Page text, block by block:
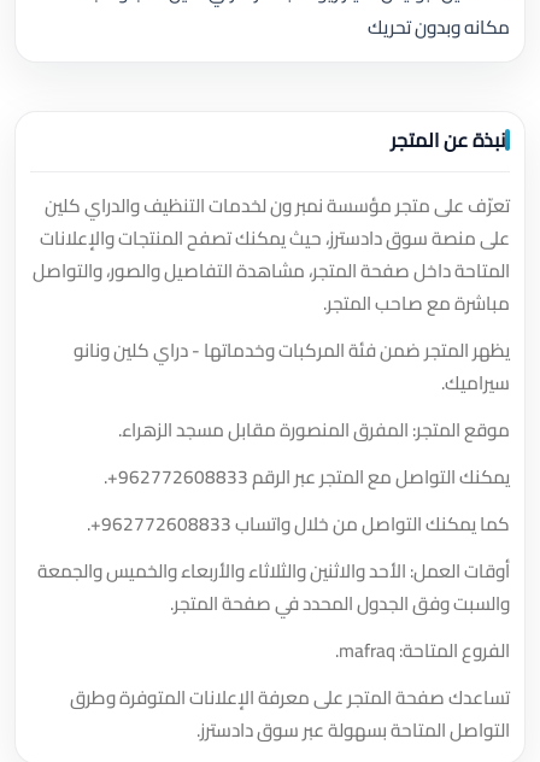
مكانه وبدون تحريك
نبذة عن المتجر
تعرّف على متجر مؤسسة نمبر ون لخدمات التنظيف والدراي كلين
على منصة سوق دادسترز، حيث يمكنك تصفح المنتجات والإعلانات
المتاحة داخل صفحة المتجر، مشاهدة التفاصيل والصور، والتواصل
مباشرة مع صاحب المتجر.
يظهر المتجر ضمن فئة المركبات وخدماتها - دراي كلين ونانو
سيراميك.
موقع المتجر: المفرق المنصورة مقابل مسجد الزهراء.
يمكنك التواصل مع المتجر عبر الرقم+962772608833
.
كما يمكنك التواصل من خلال واتساب+962772608833
.
أوقات العمل: الأحد والاثنين والثلاثاء والأربعاء والخميس والجمعة
والسبت وفق الجدول المحدد في صفحة المتجر.
الفروع المتاحة: mafraq.
تساعدك صفحة المتجر على معرفة الإعلانات المتوفرة وطرق
التواصل المتاحة بسهولة عبر سوق دادسترز.